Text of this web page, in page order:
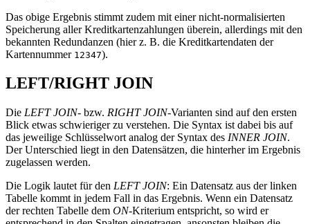
Das obige Ergebnis stimmt zudem mit einer nicht-normalisierten
Speicherung aller Kreditkartenzahlungen überein, allerdings mit den
bekannten Redundanzen (hier z. B. die Kreditkartendaten der
Kartennummer 12347).
LEFT/RIGHT JOIN
Die LEFT JOIN- bzw. RIGHT JOIN-Varianten sind auf den ersten
Blick etwas schwieriger zu verstehen. Die Syntax ist dabei bis auf
das jeweilige Schlüsselwort analog der Syntax des INNER JOIN.
Der Unterschied liegt in den Datensätzen, die hinterher im Ergebnis
zugelassen werden.
Die Logik lautet für den LEFT JOIN: Ein Datensatz aus der linken
Tabelle kommt in jedem Fall in das Ergebnis. Wenn ein Datensatz
der rechten Tabelle dem ON-Kriterium entspricht, so wird er